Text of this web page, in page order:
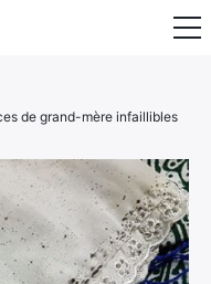
de grand-mère infaillibles